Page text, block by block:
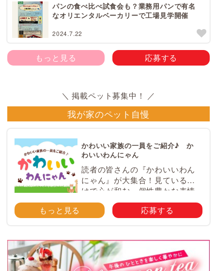
パンの食べ比べ試食会も？業務用パンで有名
なオリエンタルベーカリーで工場見学開催
2024.7.22
もっと見る 応募する
我が家のペット自慢
かわいい家族の一員をご紹介♪ か
わいいわんにゃん
読者の皆さんの『かわいいわん
にゃん』が大集合！見ているだ
けで心が和む、個性豊かな表情
やとっておきのエピソードが満
載♪ ペットのかわいい写真を大
話・スマホ等で撮影 […]
もっと見る 応募する